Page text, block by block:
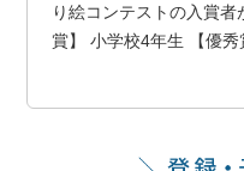
り絵コンテストの入賞
賞】 小学校4年生 【優